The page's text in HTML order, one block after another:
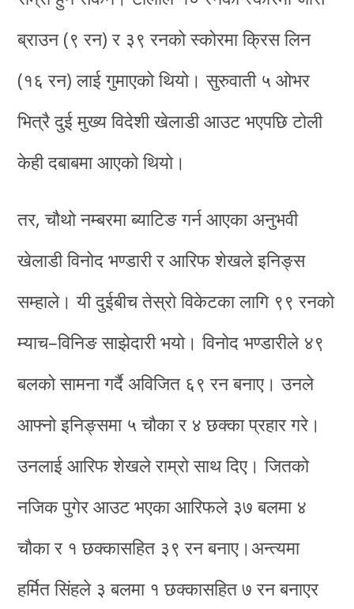
ब्राउन (९ रन) र ३९ रनको स्कोरमा क्रिस लिन
(१६ रन) लाई गुमाएको थियो। सुरुवाती ५ ओभर
भित्रै दुई मुख्य विदेशी खेलाडी आउट भएपछि टोली
केही दबाबमा आएको थियो।
तर, चौथो नम्बरमा ब्याटिङ गर्न आएका अनुभवी
खेलाडी विनोद भण्डारी र आरिफ शेखले इनिङ्स
सम्हाले। यी दुईबीच तेस्रो विकेटका लागि ९९ रनको
म्याच–विनिङ साझेदारी भयो। विनोद भण्डारीले ४९
बलको सामना गर्दै अविजित ६९ रन बनाए। उनले
आफ्नो इनिङ्समा ५ चौका र ४ छक्का प्रहार गरे।
उनलाई आरिफ शेखले राम्रो साथ दिए। जितको
नजिक पुगेर आउट भएका आरिफले ३७ बलमा ४
चौका र १ छक्कासहित ३९ रन बनाए।अन्त्यमा
हर्मित सिंहले ३ बलमा १ छक्कासहित ७ रन बनाएर